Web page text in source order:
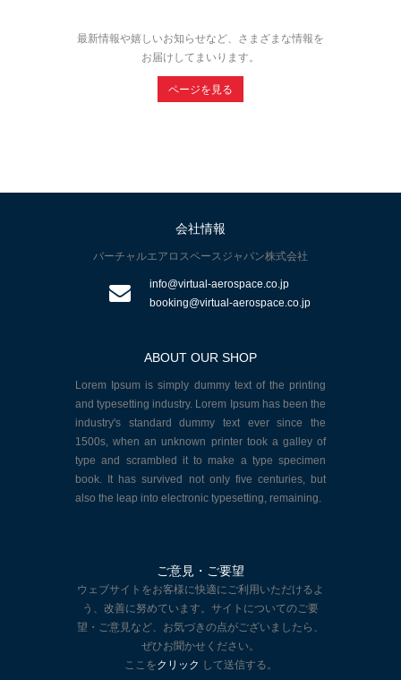
最新情報や嬉しいお知らせなど、さまざまな情報を
お届けしてまいります。
ページを見る
会社情報
バーチャルエアロスペースジャパン株式会社
info@virtual-aerospace.co.jp
booking@virtual-aerospace.co.jp
ABOUT OUR SHOP
Lorem Ipsum is simply dummy text of the printing
and typesetting industry. Lorem Ipsum has been the
industry's standard dummy text ever since the
1500s, when an unknown printer took a galley of
type and scrambled it to make a type specimen
book. It has survived not only five centuries, but
also the leap into electronic typesetting, remaining.
ご意見・ご要望
ウェブサイトをお客様に快適にご利用いただけるよ
う、改善に努めています。サイトについてのご要
望・ご意見など、お気づきの点がございましたら、
ぜひお聞かせください。
ここをクリック して送信する。